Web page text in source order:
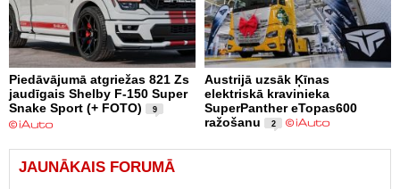
Piedāvājumā atgriežas 821 Zs
jaudīgais Shelby F-150 Super
Snake Sport (+ FOTO)
9
Austrijā uzsāk Ķīnas
elektriskā kravinieka
SuperPanther eTopas600
ražošanu
2
JAUNĀKAIS FORUMĀ